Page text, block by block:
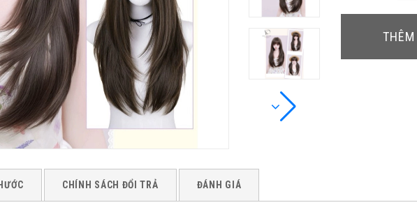
THÊM
CHÍNH SÁCH ĐỔI TRẢ ĐÁNH GIÁ